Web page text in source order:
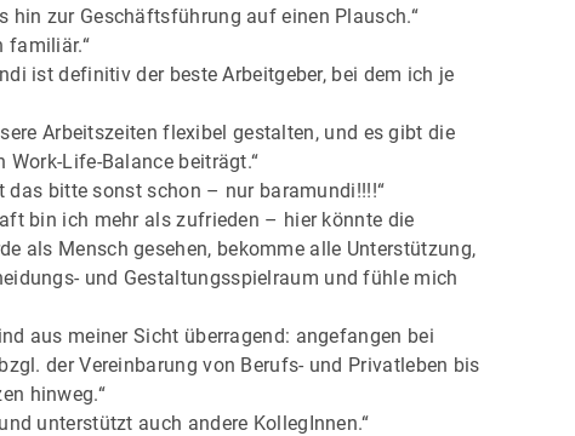
hin zur Geschäftsführung auf einen Plausch.“
familiär.“
ist definitiv der beste Arbeitgeber, bei dem ich je
Arbeitszeiten flexibel gestalten, und es gibt die
Life-Balance beiträgt.“
das bitte sonst schon – nur baramundi!!!!“
bin ich mehr als zufrieden – hier könnte die
als Mensch gesehen, bekomme alle Unterstützung,
und Gestaltungsspielraum und fühle mich
aus meiner Sicht überragend: angefangen bei
der Vereinbarung von Berufs- und Privatleben bis
hinweg.“
unterstützt auch andere KollegInnen.“